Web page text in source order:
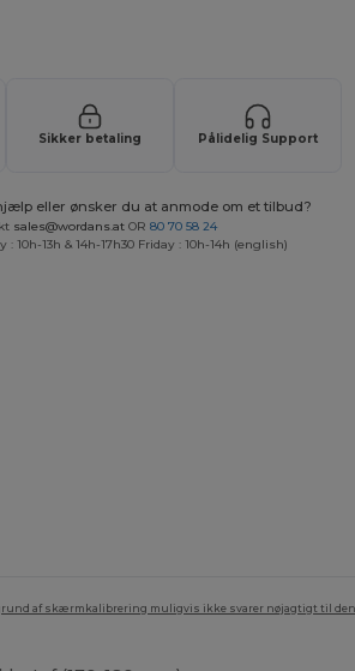
Sikker betaling Pålidelig Support
eller ønsker du at anmode om et tilbud?
sales@wordans.at OR80 70 58 24
: 10h-13h & 14h-17h30 Friday : 10h-14h (english)
af skærmkalibrering muligvis ikke svarer nøjagtigt til